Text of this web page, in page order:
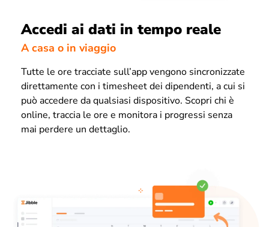
Accedi ai dati in tempo reale
A casa o in viaggio
Tutte le ore tracciate sull’app vengono sincronizzate
direttamente con i timesheet dei dipendenti, a cui si
può accedere da qualsiasi dispositivo. Scopri chi è
online, traccia le ore e monitora i progressi senza
mai perdere un dettaglio.